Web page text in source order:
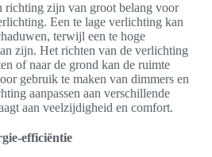
richting zijn van groot belang voor
Een te lage verlichting kan
terwijl een te hoge
zijn. Het richten van de verlichting
of naar de grond kan de ruimte
gebruik te maken van dimmers en
aanpassen aan verschillende
aan veelzijdigheid en comfort.
efficiëntie